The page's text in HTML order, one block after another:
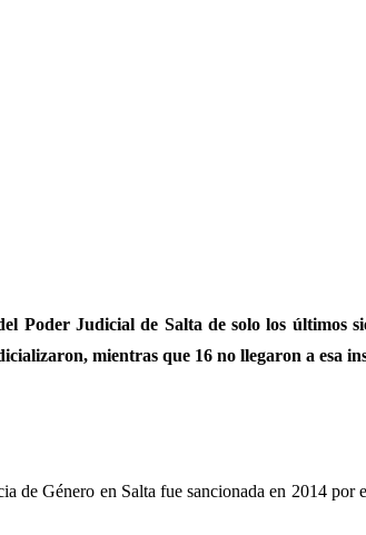
Poder Judicial de Salta de solo los últimos
mientras que 16 no llegaron a esa
de Género en Salta fue sancionada en 2014